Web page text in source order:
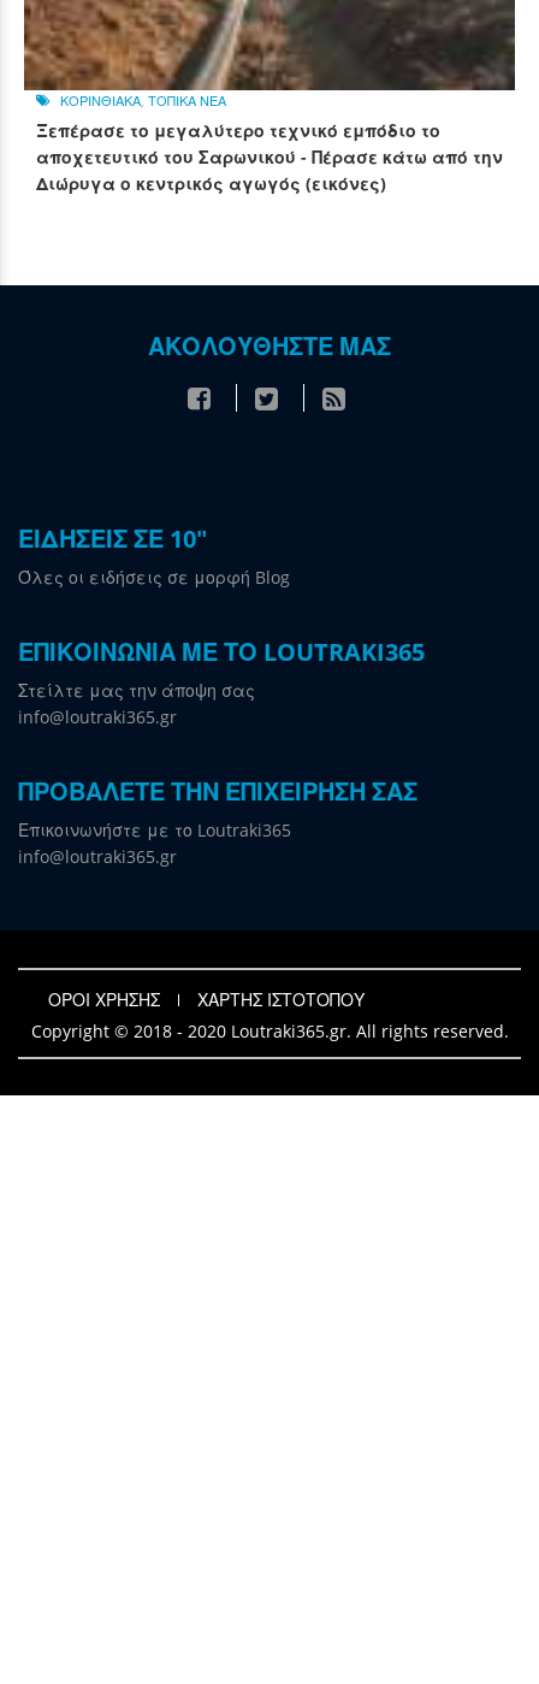
ΚΟΡΙΝΘΙΑΚΑ ΤΟΠΙΚΑ ΝΕΑ
Ξεπέρασε το μεγαλύτερο τεχνικό εμπόδιο το
αποχετευτικό του Σαρωνικού - Πέρασε κάτω από την
Διώρυγα ο κεντρικός αγωγός (εικόνες)
ΑΚΟΛΟΥΘΗΣΤΕ ΜΑΣ
ΕΙΔΗΣΕΙΣ ΣΕ 10"
Όλες οι ειδήσεις σε μορφή Blog
ΕΠΙΚΟΙΝΩΝΙΑ ΜΕ ΤΟ LOUTRAKI365
Στείλτε μας την άποψη σας
info@loutraki365.gr
ΠΡΟΒΑΛΕΤΕ ΤΗΝ ΕΠΙΧΕΙΡΗΣΗ ΣΑΣ
Επικοινωνήστε με το Loutraki365
info@loutraki365.gr
ΟΡΟΙ ΧΡΗΣΗΣ
ΧΑΡΤΗΣ ΙΣΤΟΤΟΠΟΥ
Copyright © 2018 - 2020 Loutraki365.gr. All rights reserved.